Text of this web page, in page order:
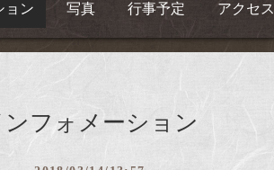
ョン 写真 行事予定 アクセス
ンフォメーション